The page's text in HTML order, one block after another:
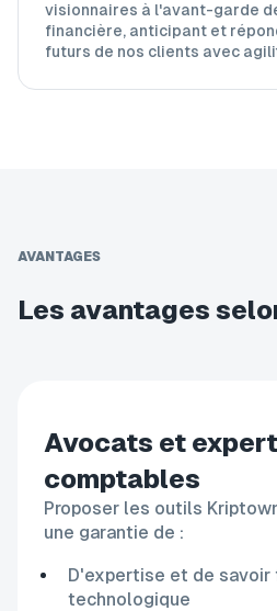
visionnaires à l'avant-garde
financière, anticipant et
futurs de nos clients avec
AVANTAGES
Les avantages
Avocats et
comptables
Proposer les outils
une garantie de :
D'expertise et de
technologique